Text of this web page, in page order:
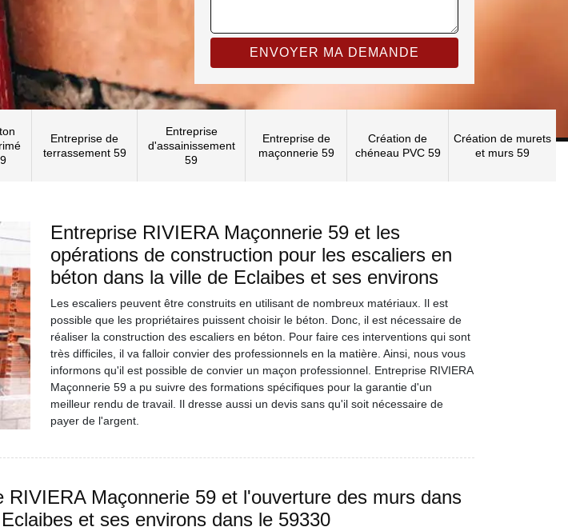
Entreprise de
terrassement 59
Entreprise
d'assainissement
59
Entreprise de
maçonnerie 59
Création de
chéneau PVC 59
Création de murets
et murs 59
Entreprise RIVIERA Maçonnerie 59 et les
opérations de construction pour les escaliers en
béton dans la ville de Eclaibes et ses environs
Les escaliers peuvent être construits en utilisant de nombreux matériaux. Il est
possible que les propriétaires puissent choisir le béton. Donc, il est nécessaire de
réaliser la construction des escaliers en béton. Pour faire ces interventions qui sont
très difficiles, il va falloir convier des professionnels en la matière. Ainsi, nous vous
informons qu'il est possible de convier un maçon professionnel. Entreprise RIVIERA
Maçonnerie 59 a pu suivre des formations spécifiques pour la garantie d'un
meilleur rendu de travail. Il dresse aussi un devis sans qu'il soit nécessaire de
payer de l'argent.
RIVIERA Maçonnerie 59 et l'ouverture des murs dans
et ses environs dans le 59330